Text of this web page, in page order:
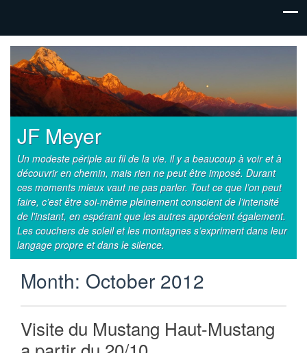
JF Meyer
Un modeste périple au fil de la vie. il y a beaucoup à voir et à
découvrir en chemin, mais rien ne peut être imposé. Durant
ces moments mieux vaut ne pas parler. Tout ce que l’on peut
faire, c’est être soi-même pleinement conscient de l’intensité
de l'instant, en espérant que les autres apprécient également.
Les couchers de soleil et les montagnes s’expriment dans leur
langage propre et dans le silence.
Month: October 2012
Visite du Mustang Haut-Mustang